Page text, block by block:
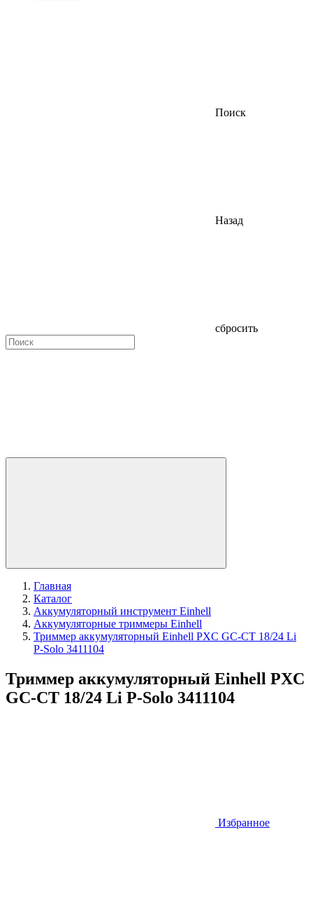
Поиск
Назад
сбросить
Главная
Каталог
Аккумуляторный инструмент Einhell
Аккумуляторные триммеры Einhell
Триммер аккумуляторный Einhell PXC GC-CT 18/24 Li
P-Solo 3411104
Триммер аккумуляторный Einhell PXC
GC-CT 18/24 Li P-Solo 3411104
Избранное